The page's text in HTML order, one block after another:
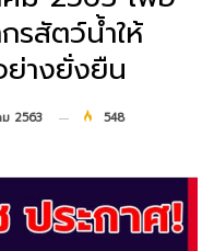
รสัตว์น้ำให้
ย่างยั่งยืน
2563 548